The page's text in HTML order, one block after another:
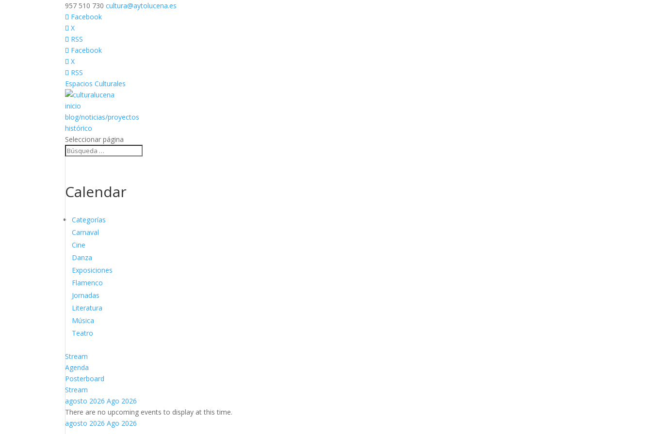
957 510 730 cultura@aytolucena.es
Facebook
X
RSS
Facebook
X
RSS
Espacios Culturales
inicio
blog/noticias/proyectos
histórico
Seleccionar página
Calendar
Categorías
Carnaval
Cine
Danza
Exposiciones
Flamenco
Jornadas
Literatura
Música
Teatro
Stream
Agenda
Posterboard
Stream
agosto 2026 Ago 2026
There are no upcoming events to display at this time.
agosto 2026 Ago 2026